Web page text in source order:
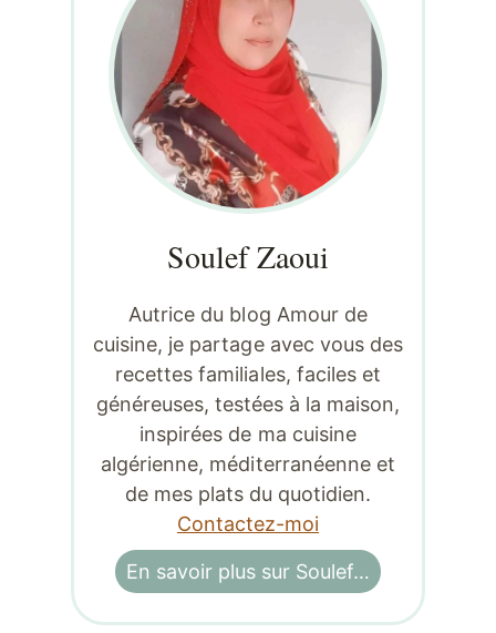
Soulef Zaoui
Autrice du blog Amour de
cuisine, je partage avec vous des
recettes familiales, faciles et
généreuses, testées à la maison,
inspirées de ma cuisine
algérienne, méditerranéenne et
de mes plats du quotidien.
Contactez-moi
En savoir plus sur Soulef…